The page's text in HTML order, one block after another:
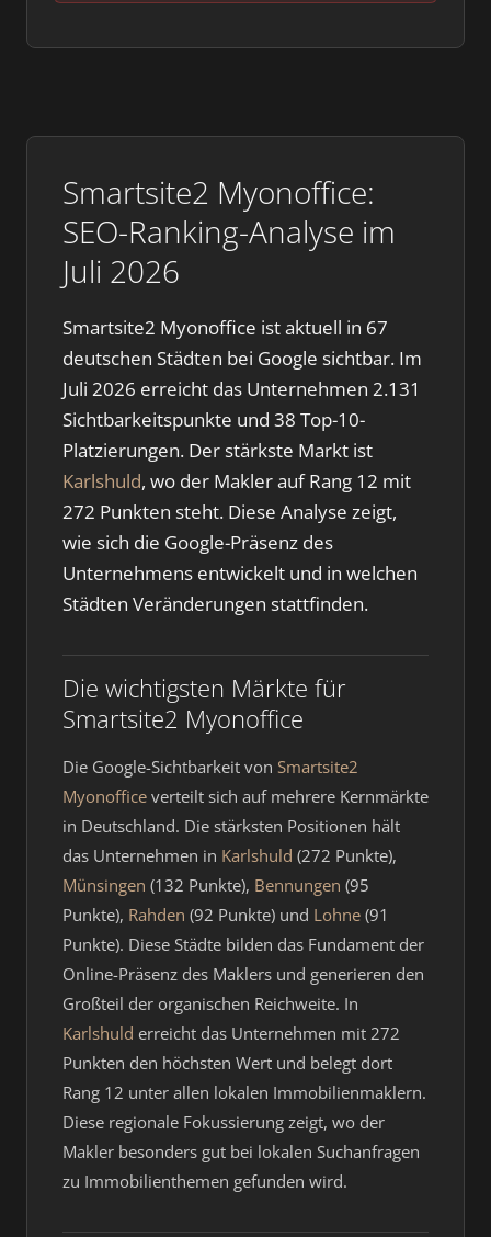
Smartsite2 Myonoffice:
SEO-Ranking-Analyse im
Juli 2026
Smartsite2 Myonoffice ist aktuell in 67
deutschen Städten bei Google sichtbar. Im
Juli 2026 erreicht das Unternehmen 2.131
Sichtbarkeitspunkte und 38 Top-10-
Platzierungen. Der stärkste Markt ist
Karlshuld, wo der Makler auf Rang 12 mit
272 Punkten steht. Diese Analyse zeigt,
wie sich die Google-Präsenz des
Unternehmens entwickelt und in welchen
Städten Veränderungen stattfinden.
Die wichtigsten Märkte für
Smartsite2 Myonoffice
Die Google-Sichtbarkeit von Smartsite2
Myonoffice verteilt sich auf mehrere Kernmärkte
in Deutschland. Die stärksten Positionen hält
das Unternehmen in Karlshuld (272 Punkte),
Münsingen (132 Punkte), Bennungen (95
Punkte), Rahden (92 Punkte) und Lohne (91
Punkte). Diese Städte bilden das Fundament der
Online-Präsenz des Maklers und generieren den
Großteil der organischen Reichweite. In
Karlshuld erreicht das Unternehmen mit 272
Punkten den höchsten Wert und belegt dort
Rang 12 unter allen lokalen Immobilienmaklern.
Diese regionale Fokussierung zeigt, wo der
Makler besonders gut bei lokalen Suchanfragen
zu Immobilienthemen gefunden wird.